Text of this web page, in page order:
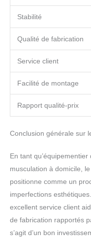
Stabilité
Qualité de fabrication
Service client
Facilité de montage
Rapport qualité-prix
Conclusion générale sur
En tant
musculation à domicile,
positionne comme un
imperfections
excellent service client
de fabrication rapportés
s’agit d’un bon